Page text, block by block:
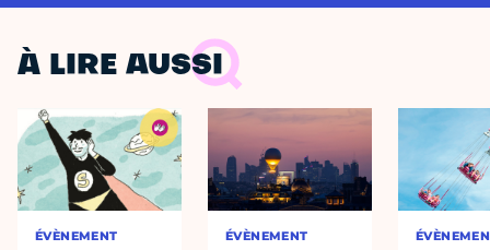
À LIRE AUSSI
ÉVÈNEMENT ÉVÈNEMENT